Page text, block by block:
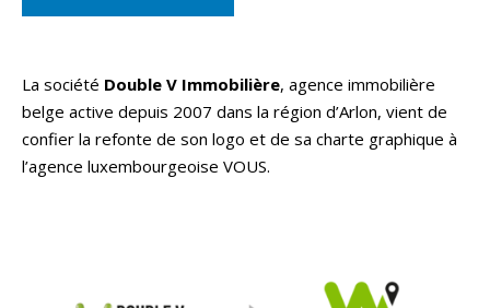
La société Double V Immobilière, agence immobilière
belge active depuis 2007 dans la région d’Arlon, vient de
confier la refonte de son logo et de sa charte graphique à
l’agence luxembourgeoise VOUS.